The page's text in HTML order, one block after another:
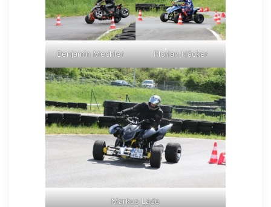
Benjamin Mechler Florian Häcker
Markus Lade